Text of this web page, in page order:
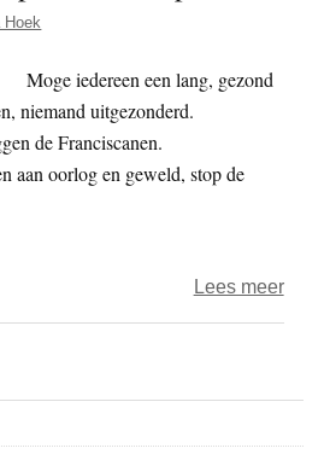
Hoek
Moge iedereen een lang, gezond
niemand uitgezonderd.
de Franciscanen.
aan oorlog en geweld, stop de
Lees meerover